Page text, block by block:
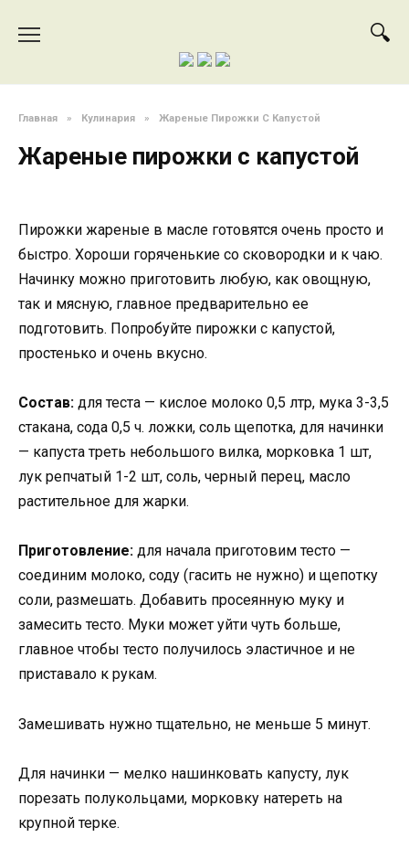
содержанию
Главная » Кулинария » Жареные Пирожки С Капустой
Жареные пирожки с капустой
Пирожки жареные в масле готовятся очень просто и
быстро. Хороши горяченькие со сковородки и к чаю.
Начинку можно приготовить любую, как овощную,
так и мясную, главное предварительно ее
подготовить. Попробуйте пирожки с капустой,
простенько и очень вкусно.
Состав: для теста — кислое молоко 0,5 лтр, мука 3-3,5
стакана, сода 0,5 ч. ложки, соль щепотка, для начинки
— капуста треть небольшого вилка, морковка 1 шт,
лук репчатый 1-2 шт, соль, черный перец, масло
растительное для жарки.
Приготовление: для начала приготовим тесто —
соединим молоко, соду (гасить не нужно) и щепотку
соли, размешать. Добавить просеянную муку и
замесить тесто. Муки может уйти чуть больше,
главное чтобы тесто получилось эластичное и не
приставало к рукам.
Замешивать нужно тщательно, не меньше 5 минут.
Для начинки — мелко нашинковать капусту, лук
порезать полукольцами, морковку натереть на
крупной терке.